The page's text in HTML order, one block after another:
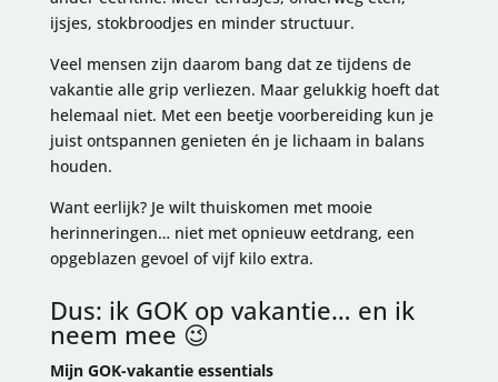
ijsjes, stokbroodjes en minder structuur.
Veel mensen zijn daarom bang dat ze tijdens de
vakantie alle grip verliezen. Maar gelukkig hoeft dat
helemaal niet. Met een beetje voorbereiding kun je
juist ontspannen genieten én je lichaam in balans
houden.
Want eerlijk? Je wilt thuiskomen met mooie
herinneringen… niet met opnieuw eetdrang, een
opgeblazen gevoel of vijf kilo extra.
Dus: ik GOK op vakantie… en ik
neem mee 😉
Mijn GOK-vakantie essentials